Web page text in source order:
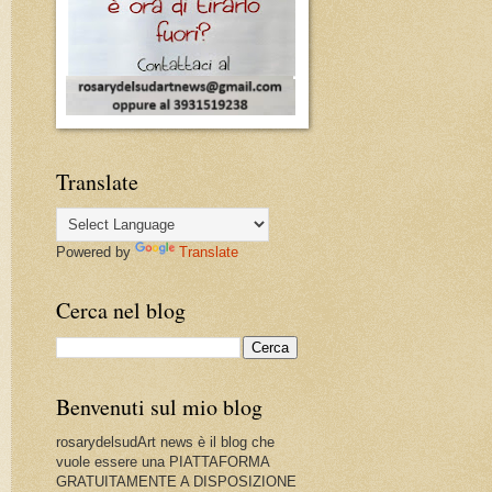
Translate
Powered by Translate
Cerca nel blog
Benvenuti sul mio blog
rosarydelsudArt news è il blog che
vuole essere una PIATTAFORMA
GRATUITAMENTE A DISPOSIZIONE